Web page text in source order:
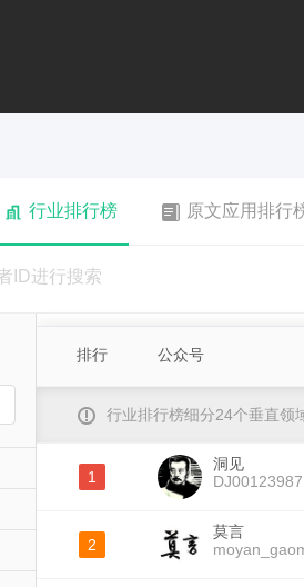
行业排行榜 原文应用排行
排行 公众号
行业排行榜细分24个垂直领
1
洞见
DJ00123987
2
莫言